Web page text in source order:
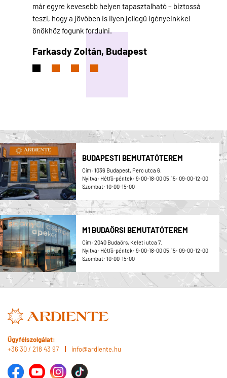
már egyre kevesebb helyen tapasztalható – biztossá
teszi, hogy a jövőben is ilyen jellegű igényeinkkel
önökhöz fogunk fordulni.
Farkasdy Zoltán, Budapest
BUDAPESTI BEMUTATÓTEREM
Cím: 1036 Budapest, Perc utca 6.
Nyitva: Hétfő-péntek: 9:00-18:00 05.15: 09:00-12:00
Szombat: 10:00-15:00
M1 BUDAÖRSI BEMUTATÓTEREM
Cím: 2040 Budaörs, Keleti utca 7.
Nyitva: Hétfő-péntek: 9:00-18:00 05.15: 09:00-12:00
Szombat: 10:00-15:00
Ügyfélszolgálat:
+36 30 / 218 43 97
info@ardiente.hu